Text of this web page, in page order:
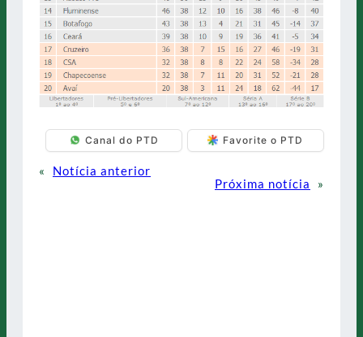
Canal do PTD Favorite o PTD
«
Notícia anterior
Próxima notícia
»